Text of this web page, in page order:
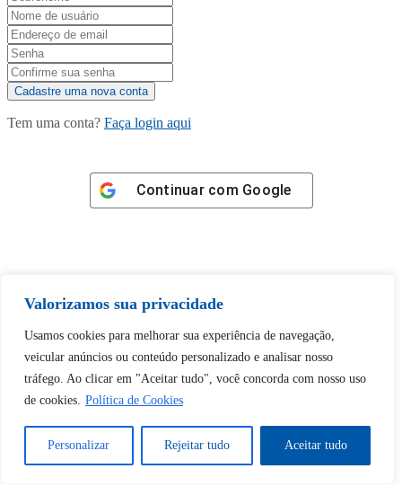
Valorizamos sua privacidade
Usamos cookies para melhorar sua experiência de navegação,
veicular anúncios ou conteúdo personalizado e analisar nosso
tráfego. Ao clicar em "Aceitar tudo", você concorda com nosso uso
de cookies. Política de Cookies
Personalizar Rejeitar tudo Aceitar tudo
Tem uma conta? Faça login aqui
Continuar com Google
Tem certeza de que deseja
desbloquear esta publicação?
Desbloquear esquerda : 0
Sim Não